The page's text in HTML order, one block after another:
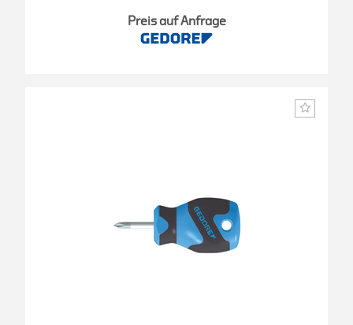
Preis auf Anfrage